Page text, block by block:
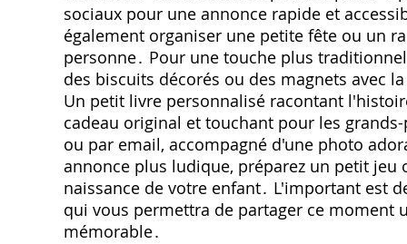
sociaux pour une annonce rapide et
également organiser une petite fête ou un
personne․ Pour une touche plus
des biscuits décorés ou des magnets avec
Un petit livre personnalisé racontant
cadeau original et touchant pour les
ou par email, accompagné d'une photo
annonce plus ludique, préparez un petit
naissance de votre enfant․ L'important est
qui vous permettra de partager ce moment
mémorable․